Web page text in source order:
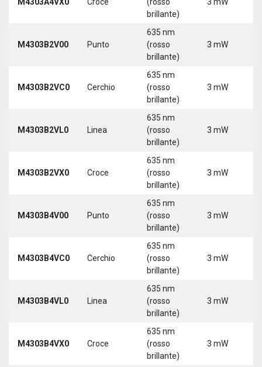
brillante)
M4303B2V00 Punto
635 nm
(rosso
brillante)
3 mW
M4303B2VC0 Cerchio
635 nm
(rosso
brillante)
3 mW
M4303B2VL0 Linea
635 nm
(rosso
brillante)
3 mW
M4303B2VX0 Croce
635 nm
(rosso
brillante)
3 mW
M4303B4V00 Punto
635 nm
(rosso
brillante)
3 mW
M4303B4VC0 Cerchio
635 nm
(rosso
brillante)
3 mW
M4303B4VL0 Linea
635 nm
(rosso
brillante)
3 mW
M4303B4VX0 Croce
635 nm
(rosso
brillante)
3 mW